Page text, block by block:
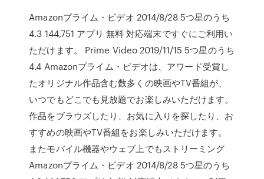
Amazonプライム・ビデオ 2014/8/28 5つ星のうち
4.3 144,751 アプリ 無料 対応端末ですぐにご利用い
ただけます。 Prime Video 2019/11/15 5つ星のうち
4.4 Amazonプライム・ビデオは、アワード受賞し
たオリジナル作品含む数多くの映画やTV番組が、
いつでもどこでも見放題でお楽しみいただけます。
作品をブラウズしたり、お気に入りを探したり、お
すすめの映画やTV番組をお楽しみいただけます。
またモバイル機器やウェブ上でもストリーミング
Amazonプライム・ビデオ 2014/8/28 5つ星のうち